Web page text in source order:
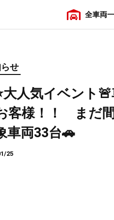
全車両
せ
大人気イベント
客様！！ まだ
車両33台🚗
25